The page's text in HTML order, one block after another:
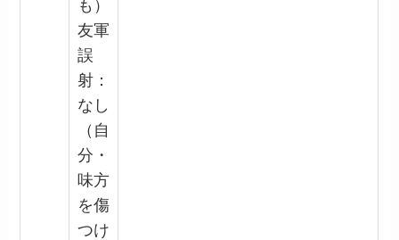
も）
友軍
誤
射：
なし
（自
分・
味方
を傷
つけ